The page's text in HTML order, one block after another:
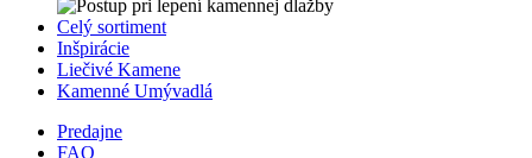
Celý sortiment
Inšpirácie
Liečivé Kamene
Kamenné Umývadlá
Predajne
FAQ